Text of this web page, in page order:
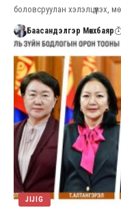
боловсруулан хэлэлцүүлэх,
Баасандэлгэр Мөнхбаяр
JIJIG